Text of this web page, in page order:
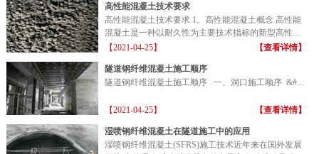
高性能混凝土技术要求
高性能混凝土技术要求 1。高性能混凝土概念 高性能
混凝土是一种以耐久性为主要技术指标的新型高性能
混凝土...
【2021-04-25】 【查看详情】
隧道钢纤维混凝土施工顺序
隧道钢纤维混凝土施工顺序 一、洞口施工顺序 &#...
【2021-04-25】 【查看详情】
湿喷钢纤维混凝土在隧道施工中的应用
湿喷钢纤维混凝土(SFRS)施工技术近年来在国外发展